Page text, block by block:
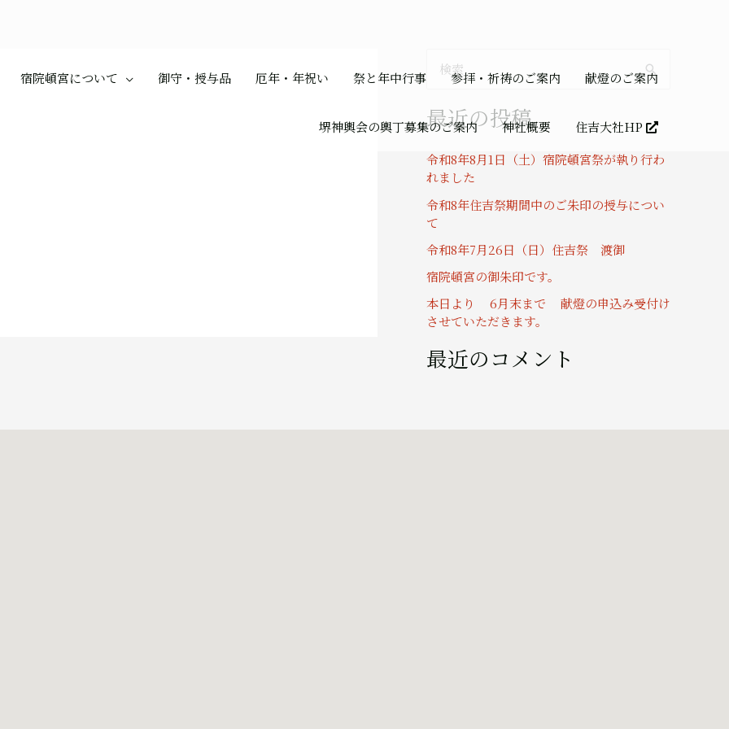
宿院頓宮について 御守・授与品 厄年・年祝い 祭と年中行事 参拝・祈祷のご案内 献燈のご案内
堺神輿会の輿丁募集のご案内 神社概要 住吉大社HP
検
対
:
最近の投稿
令和8年8月1日（土）宿院頓宮祭が執り行わ
れました
令和8年住吉祭期間中のご朱印の授与につい
て
令和8年7月26日（日）住吉祭 渡御
宿院頓宮の御朱印です。
本日より 6月末まで 献燈の申込み受付け
させていただきます。
最近のコメント